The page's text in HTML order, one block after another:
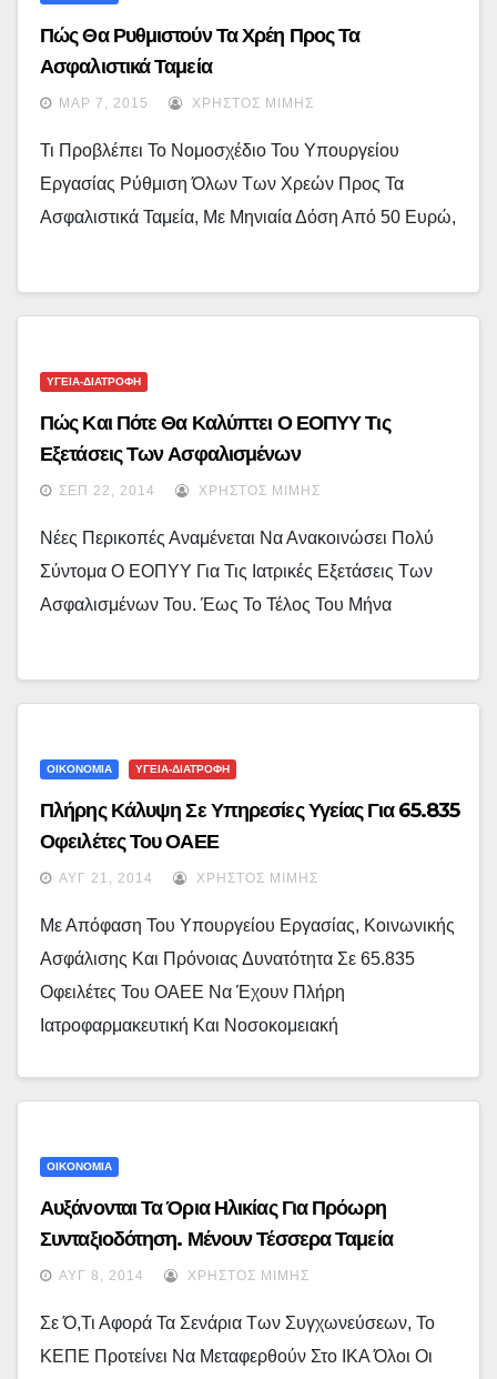
Πώς Θα Ρυθμιστούν Τα Χρέη Προς Τα
Ασφαλιστικά Ταμεία
ΜΑΡ 7, 2015 ΧΡΉΣΤΟΣ ΜΊΜΗΣ
Τι Προβλέπει Το Νομοσχέδιο Του Υπουργείου
Εργασίας Ρύθμιση Όλων Των Χρεών Προς Τα
Ασφαλιστικά Ταμεία, Με Μηνιαία Δόση Από 50 Ευρώ,
ΥΓΕΙΑ-ΔΙΑΤΡΟΦΗ
Πώς Και Πότε Θα Καλύπτει Ο ΕΟΠΥΥ Τις
Εξετάσεις Των Ασφαλισμένων
ΣΕΠ 22, 2014 ΧΡΉΣΤΟΣ ΜΊΜΗΣ
Νέες Περικοπές Αναμένεται Να Ανακοινώσει Πολύ
Σύντομα Ο ΕΟΠΥΥ Για Τις Ιατρικές Εξετάσεις Των
Ασφαλισμένων Του. Έως Το Τέλος Του Μήνα
ΟΙΚΟΝΟΜΙΑ ΥΓΕΙΑ-ΔΙΑΤΡΟΦΗ
Πλήρης Κάλυψη Σε Υπηρεσίες Υγείας Για 65.835
Οφειλέτες Του ΟΑΕΕ
ΑΥΓ 21, 2014 ΧΡΉΣΤΟΣ ΜΊΜΗΣ
Με Απόφαση Του Υπουργείου Εργασίας, Κοινωνικής
Ασφάλισης Και Πρόνοιας Δυνατότητα Σε 65.835
Οφειλέτες Του ΟΑΕΕ Να Έχουν Πλήρη
Ιατροφαρμακευτική Και Νοσοκομειακή
ΟΙΚΟΝΟΜΙΑ
Αυξάνονται Τα Όρια Ηλικίας Για Πρόωρη
Συνταξιοδότηση. Μένουν Τέσσερα Ταμεία
ΑΥΓ 8, 2014 ΧΡΉΣΤΟΣ ΜΊΜΗΣ
Σε Ό,τι Αφορά Τα Σενάρια Των Συγχωνεύσεων, Το
ΚΕΠΕ Προτείνει Να Μεταφερθούν Στο ΙΚΑ Όλοι Οι